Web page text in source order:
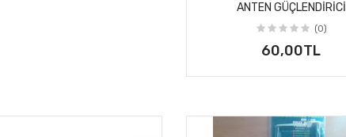
ANTEN GÜÇLENDIRICI
(0)
60,00TL